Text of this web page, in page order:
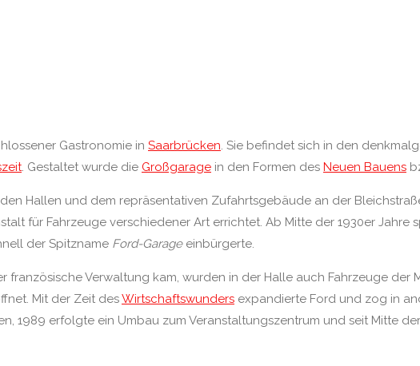
Gastronomie in Saarbrücken. Sie befindet sich in den
. Gestaltet wurde die Großgarage in den Formen des Neuen Bauens
Hallen und dem repräsentativen Zufahrtsgebäude an der
für Fahrzeuge verschiedener Art errichtet. Ab Mitte der 1930er Jahre
der Spitzname Ford-Garageeinbürgerte.
französische Verwaltung kam, wurden in der Halle auch Fahrzeuge der
Mit der Zeit desWirtschaftswunders expandierte Ford und zog in
1989 erfolgte ein Umbau zum Veranstaltungszentrum und seit Mitte